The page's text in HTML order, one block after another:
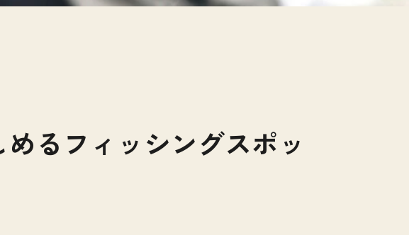
るフィッシングスポッ